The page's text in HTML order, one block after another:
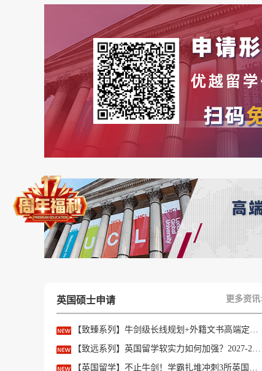
综上所述，英国留学并非只有 QS 前 100
难度也更友好，对于成绩不是特别突出，但
如果你也想申请申请英美港新澳名校，我们
欢迎点击【在线咨询】，会给你匹配最合适
英国硕士申请 更多资讯
【致臻系列】牛剑级长线规划+外籍文书高端定制，助力冲刺名校硕士offer！
【致远系列】英国留学软实力如何加强？2027-28fall精准定制背景提升！
【英国留学】不止牛剑！学霸扎堆冲刺3所英国顶尖院校，申请难度不输牛津剑桥